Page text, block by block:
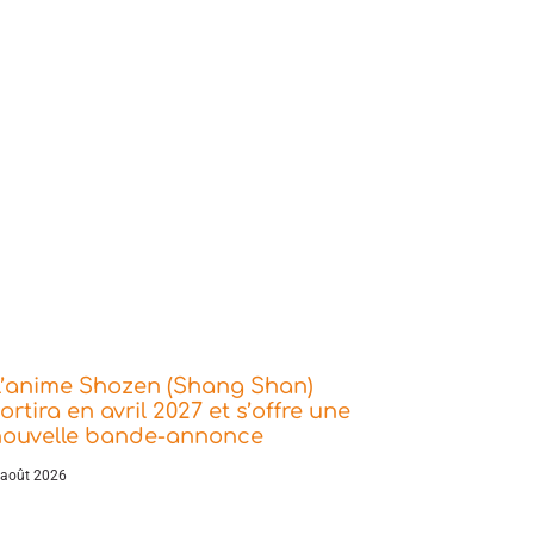
Shozen (Shang Shan)
en avril 2027 et s’offre une
bande-annonce
2026